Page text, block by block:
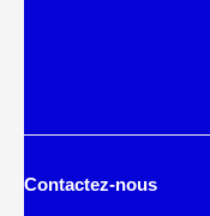
Contactez-nous